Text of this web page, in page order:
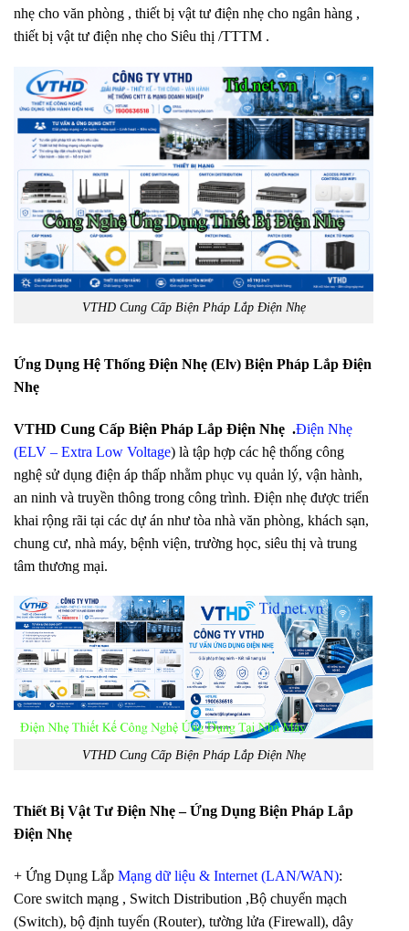
nhẹ cho văn phòng , thiết bị vật tư điện nhẹ cho ngân hàng ,
thiết bị vật tư điện nhẹ cho Siêu thị /TTTM .
VTHD Cung Cấp Biện Pháp Lắp Điện Nhẹ
Ứng Dụng Hệ Thống Điện Nhẹ (Elv) Biện Pháp Lắp Điện
Nhẹ
VTHD Cung Cấp Biện Pháp Lắp Điện Nhẹ .Điện Nhẹ
(ELV – Extra Low Voltage) là tập hợp các hệ thống công
nghệ sử dụng điện áp thấp nhằm phục vụ quản lý, vận hành,
an ninh và truyền thông trong công trình. Điện nhẹ được triển
khai rộng rãi tại các dự án như tòa nhà văn phòng, khách sạn,
chung cư, nhà máy, bệnh viện, trường học, siêu thị và trung
tâm thương mại.
VTHD Cung Cấp Biện Pháp Lắp Điện Nhẹ
Thiết Bị Vật Tư Điện Nhẹ – Ứng Dụng Biện Pháp Lắp
Điện Nhẹ
+ Ứng Dụng Lắp Mạng dữ liệu & Internet (LAN/WAN):
Core switch mạng , Switch Distribution ,Bộ chuyển mạch
(Switch), bộ định tuyến (Router), tường lửa (Firewall), dây